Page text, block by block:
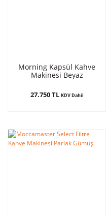
Morning Kapsül Kahve
Makinesi Beyaz
27.750 TL KDV Dahil